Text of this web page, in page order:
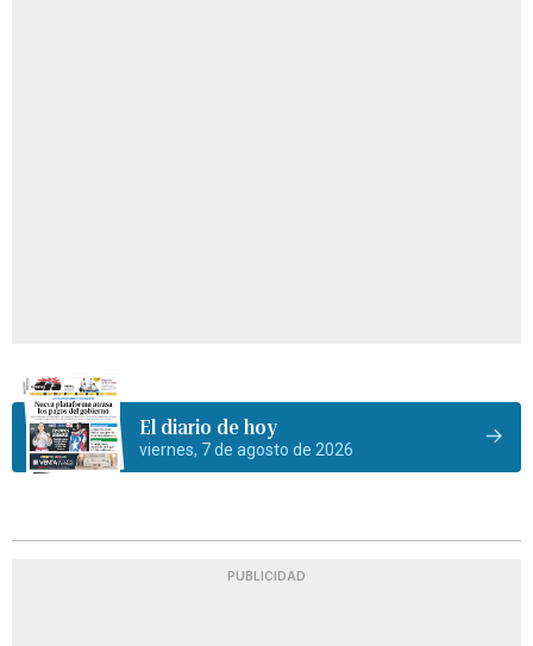
El diario de hoy
viernes, 7 de agosto de 2026
PUBLICIDAD